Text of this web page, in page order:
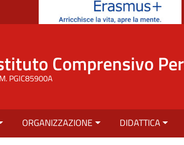
Comprensivo
PGIC85900A
ORGANIZZAZIONE DIDATTICA